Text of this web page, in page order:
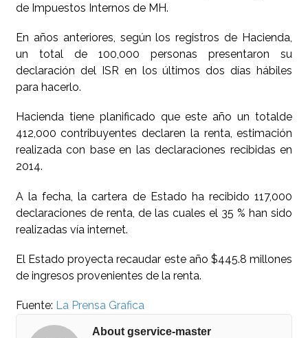
de Impuestos Internos de MH.
En años anteriores, según los registros de Hacienda,
un total de 100,000 personas presentaron su
declaración del ISR en los últimos dos días hábiles
para hacerlo.
Hacienda tiene planificado que este año un totalde
412,000 contribuyentes declaren la renta, estimación
realizada con base en las declaraciones recibidas en
2014.
A la fecha, la cartera de Estado ha recibido 117,000
declaraciones de renta, de las cuales el 35 % han sido
realizadas vía internet.
El Estado proyecta recaudar este año $445.8 millones
de ingresos provenientes de la renta.
Fuente: La Prensa Grafica
About gservice-master